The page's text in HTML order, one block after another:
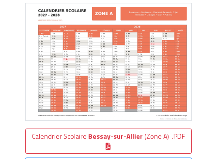
Calendrier Scolaire Bessay-sur-Allier (Zone A) .PDF